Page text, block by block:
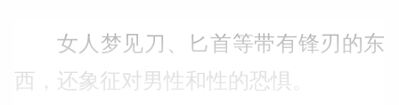
女人梦见刀、匕首等带有锋刃的东
西，还象征对男性和性的恐惧。